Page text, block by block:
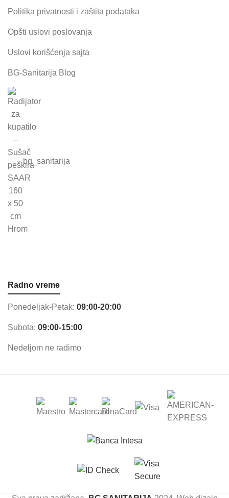
Politika privatnosti i zaštita podataka
Opšti uslovi poslovanja
Uslovi korišćenja sajta
BG-Sanitarija Blog
bg_sanitarija
Radno vreme
Ponedeljak-Petak: 09:00-20:00
Subota: 09:00-15:00
Nedeljom ne radimo